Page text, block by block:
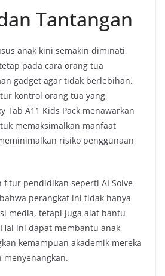
Tantangan
anak kini semakin diminati,
pada cara orang tua
gadget agar tidak berlebihan.
kontrol orang tua yang
Tab A11 Kids Pack menawarkan
memaksimalkan manfaat
risiko penggunaan
fitur pendidikan seperti AI Solve
perangkat ini tidak hanya
media, tetapi juga alat bantu
ini dapat membantu anak
kemampuan akademik mereka